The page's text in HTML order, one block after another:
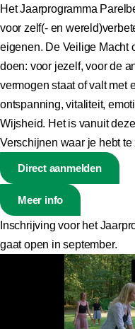
Het Jaarprogramma
voor zelf(- en
eigenen. De Veilige Macht
doen: voor jezelf, voor de
vermogen staat of valt met
ontspanning, vitaliteit,
Wijsheid. Het is vanuit
Verschijnen waar je hebt te
Direct aanmelden
Meer info
Inschrijving voor het
gaat open in september.